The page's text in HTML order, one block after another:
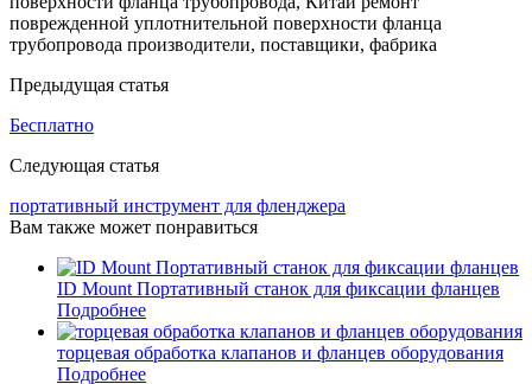
поврежденной уплотнительной поверхности фланца
трубопровода производители, поставщики, фабрика
Предыдущая статья
Бесплатно
Следующая статья
портативный инструмент для фленджера
Вам также может понравиться
ID Mount Портативный станок для фиксации фланцев
Подробнее
торцевая обработка клапанов и фланцев оборудования
Подробнее